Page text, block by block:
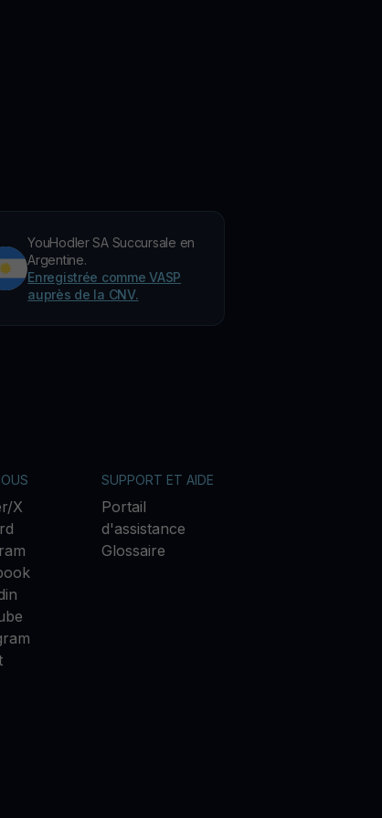
YouHodler SA Succursale en
Argentine.
Enregistrée comme VASP
auprès de la CNV.
X
SUPPORT ET AIDE
Portail
d'assistance
Glossaire